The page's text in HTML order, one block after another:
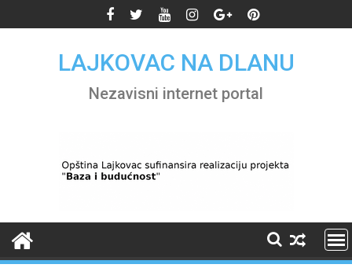
to
LAJKOVAC NA DLANU
Nezavisni internet portal